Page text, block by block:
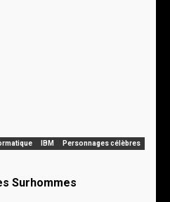
IBM Personnages célèbres
Surhommes